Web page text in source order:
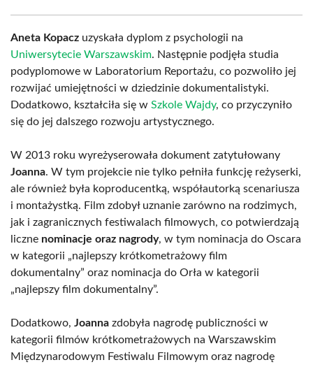
Aneta Kopacz uzyskała dyplom z psychologii na
Uniwersytecie Warszawskim. Następnie podjęła studia
podyplomowe w Laboratorium Reportażu, co pozwoliło jej
rozwijać umiejętności w dziedzinie dokumentalistyki.
Dodatkowo, kształciła się w Szkole Wajdy, co przyczyniło
się do jej dalszego rozwoju artystycznego.
W 2013 roku wyreżyserowała dokument zatytułowany
Joanna. W tym projekcie nie tylko pełniła funkcję reżyserki,
ale również była koproducentką, współautorką scenariusza
i montażystką. Film zdobył uznanie zarówno na rodzimych,
jak i zagranicznych festiwalach filmowych, co potwierdzają
liczne nominacje oraz nagrody, w tym nominacja do Oscara
w kategorii „najlepszy krótkometrażowy film
dokumentalny” oraz nominacja do Orła w kategorii
„najlepszy film dokumentalny”.
Dodatkowo, Joanna zdobyła nagrodę publiczności w
kategorii filmów krótkometrażowych na Warszawskim
Międzynarodowym Festiwalu Filmowym oraz nagrodę